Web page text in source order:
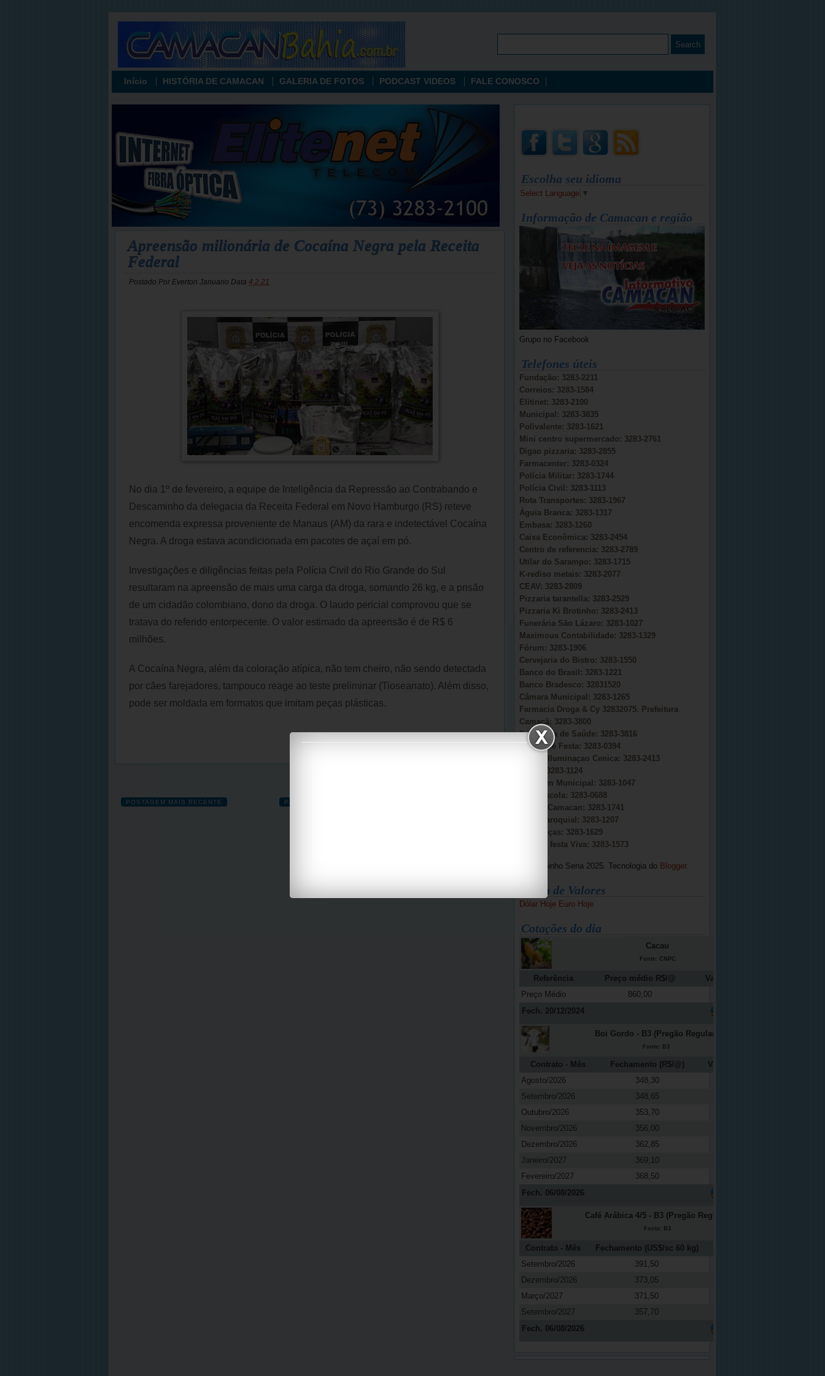
Início HISTÓRIA DE CAMACAN GALERIA DE FOTOS PODCAST VIDEOS FALE CONOSCO
Apreensão milionária de Cocaína Negra pela Receita
Federal
Postado Por Everton Januario Data 4.2.21
No dia 1º de fevereiro, a equipe de Inteligência da Repressão ao Contrabando e
Descaminho da delegacia da Receita Federal em Novo Hamburgo (RS) reteve
encomenda expressa proveniente de Manaus (AM) da rara e indetectável Cocaína
Negra. A droga estava acondicionada em pacotes de açaí em pó.
Investigações e diligências feitas pela Polícia Civil do Rio Grande do Sul
resultaram na apreensão de mais uma carga da droga, somando 26 kg, e a prisão
de um cidadão colombiano, dono da droga. O laudo pericial comprovou que se
tratava do referido entorpecente. O valor estimado da apreensão é de R$ 6
milhões.
A Cocaína Negra, além da coloração atípica, não tem cheiro, não sendo detectada
por cães farejadores, tampouco reage ao teste preliminar (Tioseanato). Além disso,
pode ser moldada em formatos que imitam peças plásticas.
POSTAGEM MAIS RECENTE PÁGINA INICIAL
Escolha seu idioma
Select Language ▼
Informação de Camacan e região
Grupo no Facebook
Telefones úteis
Fundação: 3283-2211
Correios: 3283-1584
Elitinet: 3283-2100
Municipal: 3283-3835
Polivalente: 3283-1621
Mini centro supermercado: 3283-2761
Digao pizzaria: 3283-2855
Farmacenter: 3283-0324
Polícia Militar: 3283-1744
Polícia Civil: 3283-1113
Rota Transportes: 3283-1967
Águia Branca: 3283-1317
Embasa: 3283-1260
Caixa Econômica: 3283-2454
Centro de referencia: 3283-2789
Utilar do Sarampo: 3283-1715
K-rediso metais: 3283-2077
CEAV: 3283-2809
Pizzaria tarantella: 3283-2529
Pizzaria Ki Brotinho: 3283-2413
Funerária São Lázaro: 3283-1027
Maximous Contabilidade: 3283-1329
Fórum: 3283-1906
Cervejaria do Bistro: 3283-1550
Banco do Brasil: 3283-1221
Banco Bradesco: 32831520
Câmara Municipal: 3283-1265
Farmacia Droga & Cy 32832075. Prefeitura
Camacã: 3283-3800
Secretária de Saúde: 3283-3816
Sonho de Festa: 3283-0394
AmmC Iluminaçao Cenica: 3283-2413
CAPS: 3283-1124
Garagem Municipal: 3283-1047
Auto Escola: 3283-0688
Viação Camacan: 3283-1741
Casa Paroquial: 3283-1207
Bike Peças: 3283-1629
Espaço festa Viva: 3283-1573
Jabinho Sena 2025. Tecnologia do Blogger.
Bolsa de Valores
Dólar Hoje Euro Hoje
Cotações do dia
Cacau
Fonte: CNPC
Referência Preço médio R$/@
Variação (%)
Preço Médio
860,00
Fech. 20/12/2024
Boi Gordo - B3 (Pregão Regular)
Fonte: B3
Contrato - Mês Fechamento (R$/@)
Variação (%)
Agosto/2026
348,30
Setembro/2026
348,65
Outubro/2026
353,70
Novembro/2026
356,00
Dezembro/2026
362,85
Janeiro/2027
369,10
Fevereiro/2027
368,50
Fech. 06/08/2026
Café Arábica 4/5 - B3 (Pregão Regular)
Fonte: B3
Contrato - Mês Fechamento (US$/sc 60 kg)
Setembro/2026
391,50
Dezembro/2026
373,05
Março/2027
371,50
Setembro/2027
357,70
Fech. 06/08/2026